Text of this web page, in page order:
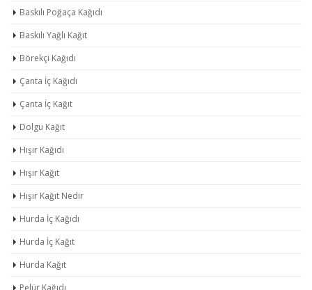
Baskılı Poğaça Kağıdı
Baskılı Yağlı Kağıt
Börekçi Kağıdı
Çanta İç Kağıdı
Çanta İç Kağıt
Dolgu Kağıt
Hışır Kağıdı
Hışır Kağıt
Hışır Kağıt Nedir
Hurda İç Kağıdı
Hurda İç Kağıt
Hurda Kağıt
Pelür Kağıdı